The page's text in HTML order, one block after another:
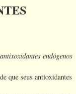
endógenos
que seus antioxidantes